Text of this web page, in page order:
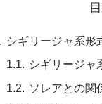
シギリージャ系形
シギリージャ
ソレアとの関